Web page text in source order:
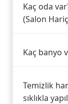
Kaç oda
(Salon
Kaç banyo
Temizlik
sıklıkla